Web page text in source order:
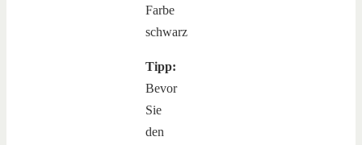
Tipp:
Bevor
Sie
den